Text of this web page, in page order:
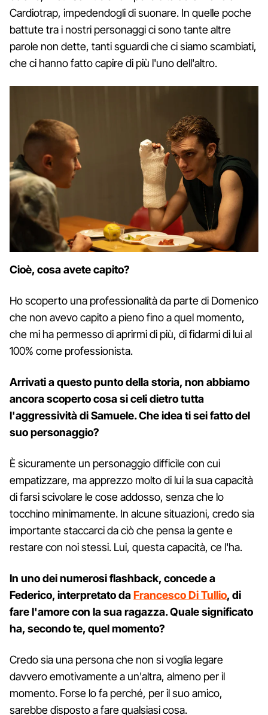
Cardiotrap, impedendogli di suonare. In quelle poche
battute tra i nostri personaggi ci sono tante altre
parole non dette, tanti sguardi che ci siamo scambiati,
che ci hanno fatto capire di più l'uno dell'altro.
Cioè, cosa avete capito?
Ho scoperto una professionalità da parte di Domenico
che non avevo capito a pieno fino a quel momento,
che mi ha permesso di aprirmi di più, di fidarmi di lui al
100% come professionista.
Arrivati a questo punto della storia, non abbiamo
ancora scoperto cosa si celi dietro tutta
l'aggressività di Samuele. Che idea ti sei fatto del
suo personaggio?
È sicuramente un personaggio difficile con cui
empatizzare, ma apprezzo molto di lui la sua capacità
di farsi scivolare le cose addosso, senza che lo
tocchino minimamente. In alcune situazioni, credo sia
importante staccarci da ciò che pensa la gente e
restare con noi stessi. Lui, questa capacità, ce l'ha.
In uno dei numerosi flashback, concede a
Federico, interpretato daFrancesco Di Tullio, di
fare l'amore con la sua ragazza. Quale significato
ha, secondo te, quel momento?
Credo sia una persona che non si voglia legare
davvero emotivamente a un'altra, almeno per il
momento. Forse lo fa perché, per il suo amico,
sarebbe disposto a fare qualsiasi cosa.